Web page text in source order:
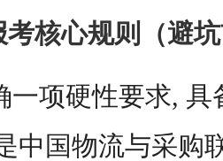
考核心规则（避
一项硬性要求,
中国物流与采购